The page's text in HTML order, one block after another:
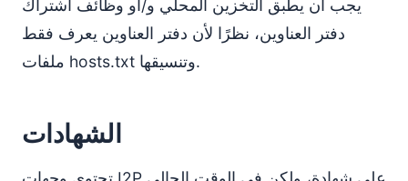
يجب أن يطبق التخزين المحلي و/أو وظائف اشتراك
دفتر العناوين، نظرًا لأن دفتر العناوين يعرف فقط
ملفات hosts.txt وتنسيقها.
الشهادات